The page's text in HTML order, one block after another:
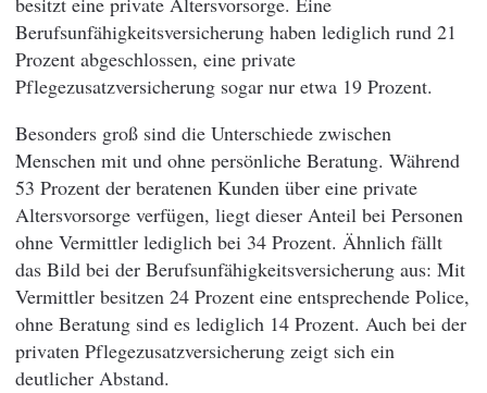
Berufsunfähigkeitsversicherung haben lediglich rund 21
Prozent abgeschlossen, eine private
Pflegezusatzversicherung sogar nur etwa 19 Prozent.
Besonders groß sind die Unterschiede zwischen
Menschen mit und ohne persönliche Beratung. Während
53 Prozent der beratenen Kunden über eine private
Altersvorsorge verfügen, liegt dieser Anteil bei Personen
ohne Vermittler lediglich bei 34 Prozent. Ähnlich fällt
das Bild bei der Berufsunfähigkeitsversicherung aus: Mit
Vermittler besitzen 24 Prozent eine entsprechende Police,
ohne Beratung sind es lediglich 14 Prozent. Auch bei der
privaten Pflegezusatzversicherung zeigt sich ein
deutlicher Abstand.